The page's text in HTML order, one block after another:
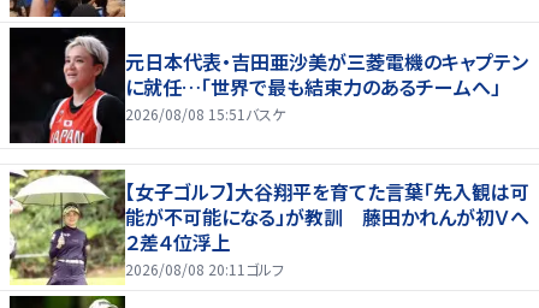
元日本代表・吉田亜沙美が三菱電機のキャプテン
に就任…「世界で最も結束力のあるチームへ」
2026/08/08 15:51 バスケ
【女子ゴルフ】大谷翔平を育てた言葉「先入観は可
能が不可能になる」が教訓 藤田かれんが初Ｖへ
２差４位浮上
2026/08/08 20:11 ゴルフ